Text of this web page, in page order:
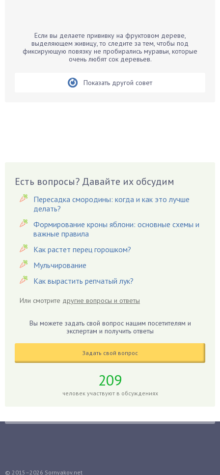
Бархатцы
Бегония
Вешенки
Виноград
Вредители
Гардения
Гацания
Гвоздики
Георгины
Гиацинт
Гладиолусы
Гранат
Если вы делаете прививку на фруктовом дереве,
выделяющем живицу, то следите за тем, чтобы под
фиксирующую повязку не пробирались муравьи, которые
очень любят сок деревьев.
Показать другой совет
Есть вопросы? Давайте их обсудим
Пересадка смородины: когда и как это лучше
делать?
Формирование кроны яблони: основные схемы и
важные правила
Как растет перец горошком?
Мульчирование
Как вырастить репчатый лук?
Или смотрите другие вопросы и ответы
Вы можете задать свой вопрос нашим посетителям и
экспертам и получить ответы
Задать свой вопрос
209
человек участвуют в обсуждениях
© 2015–2026 Sornyakov.net